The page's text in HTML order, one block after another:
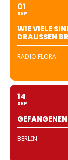
01
SEP
WIE VIELE
DRAUSSEN
RADIO FLORA
14
SEP
BERLIN